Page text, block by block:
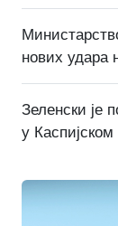
нових удара
Зеленски је
у